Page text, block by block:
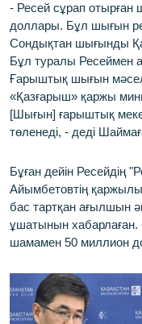
- Ресей сұрап
доллары. Бұл шығын
Сондықтан шығынды
Бұл туралы Ресеймен
Ғарыштық шығын
«Қазғарыш» қаржы
[Шығын] ғарыштық
төленеді, - деді
Бұған дейін Ресейдің
Айымбетовтің
бас тартқан ағылшын
ұшатынын хабарлаған.
шамамен 50 миллион